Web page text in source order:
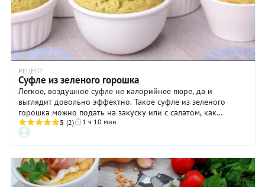
РЕЦЕПТ
Суфле из зеленого горошка
Легкое, воздушное суфле не калорийнее пюре, да и
выглядит довольно эффектно. Такое суфле из зеленого
горошка можно подать на закуску или с салатом, как
основное блюдо.
5 (2) 1 ч 10 мин